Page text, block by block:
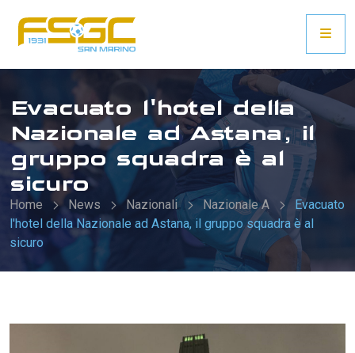
Evacuato l'hotel della
Nazionale ad Astana, il
gruppo squadra è al
sicuro
Home News Nazionali Nazionale A
Evacuato
l'hotel della Nazionale ad Astana, il gruppo squadra è al
sicuro